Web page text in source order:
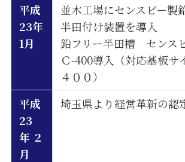
平成
23年
1月
並木工場にセンスビー製
半田付け装置を導入
鉛フリー半田槽 センス
Ｃ-400導入（対応基板サ
４００）
平成
23
年 2
月
埼玉県より経営革新の認